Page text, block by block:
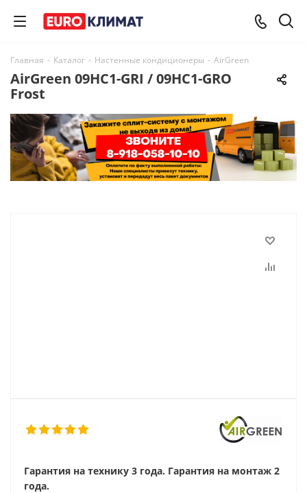
Главная - Каталог - Настенные кондиционеры - AirGreen
AirGreen 09HC1-GRI / 09HC1-GRO
Frost
Гарантия на технику 3 года. Гарантия на монтаж 2
года.